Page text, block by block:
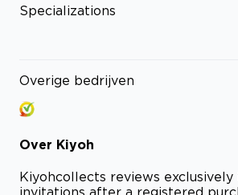
Specializations
Overige bedrijven
Over Kiyoh
Kiyohcollects reviews exclusively
invitations after a registered